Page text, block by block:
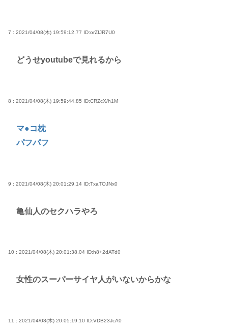
7 : 2021/04/08(木) 19:59:12.77 ID:orZfJR7U0
どうせyoutubeで見れるから
8 : 2021/04/08(木) 19:59:44.85 ID:CRZcX/h1M
マ●コ枕
パフパフ
9 : 2021/04/08(木) 20:01:29.14 ID:TxaTOJNx0
亀仙人のセクハラやろ
10 : 2021/04/08(木) 20:01:38.04 ID:h8+2dATd0
女性のスーパーサイヤ人がいないからかな
11 : 2021/04/08(木) 20:05:19.10 ID:VDB23JcA0